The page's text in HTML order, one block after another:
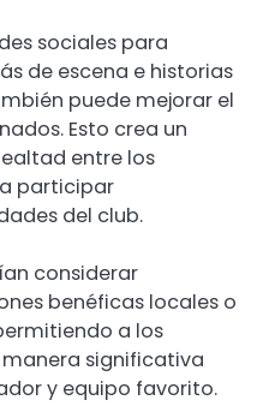
sociales para
de escena e historias
puede mejorar el
Esto crea un
entre los
participar
del club.
considerar
benéficas locales o
a los
significativa
y equipo favorito.